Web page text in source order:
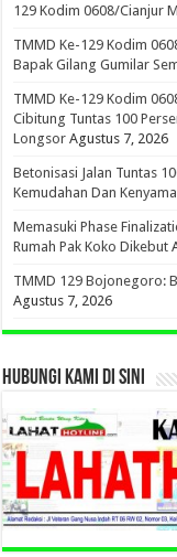
129 Kodim 0608/Cianjur
TMMD Ke-129 Kodim
Bapak Gilang Gumilar
TMMD Ke-129 Kodim
Cibitung Tuntas 100
Longsor Agustus 7, 2026
Betonisasi Jalan Tuntas
Kemudahan Dan
Memasuki Phase
Rumah Pak Koko Dikebut
TMMD 129 Bojonegoro:
Agustus 7, 2026
HUBUNGI KAMI DI SINI